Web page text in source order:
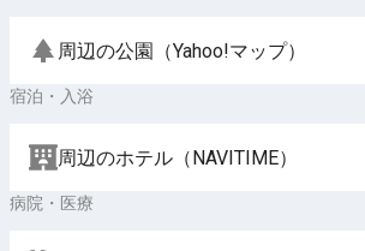
周辺の公園（Yahoo!マップ）
宿泊・入浴
周辺のホテル（NAVITIME）
病院・医療